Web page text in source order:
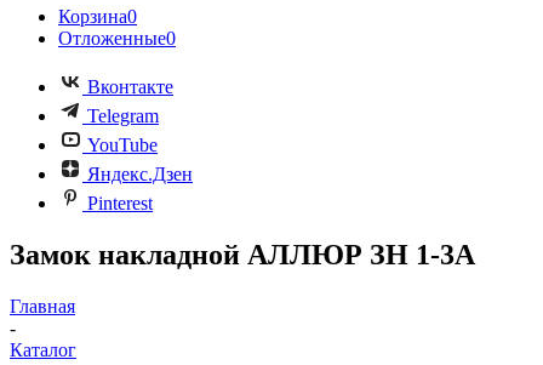
Корзина0
Отложенные0
Вконтакте
Telegram
YouTube
Яндекс.Дзен
Pinterest
Замок накладной АЛЛЮР ЗН 1-3А
Главная
-
Каталог